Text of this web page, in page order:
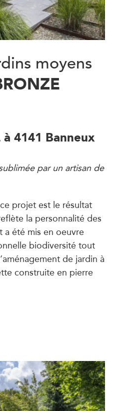
moyens
4141 Banneux
par un artisan de
projet est le résultat
la personnalité des
a été mis en oeuvre
biodiversité tout
de jardin à
construite en pierre